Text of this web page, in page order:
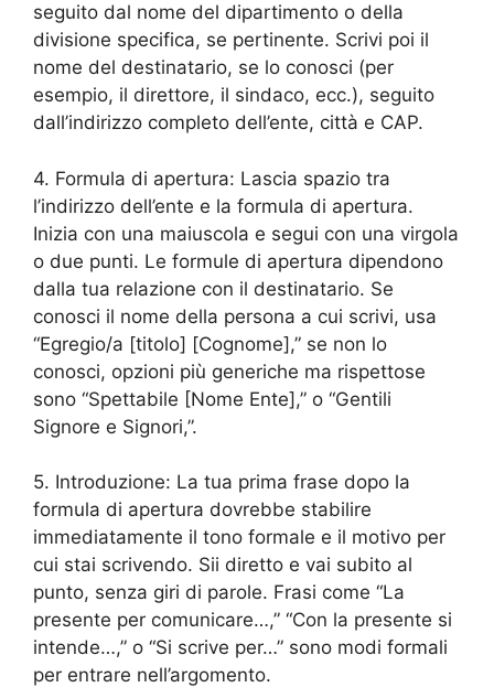
seguito dal nome del dipartimento o della
divisione specifica, se pertinente. Scrivi poi il
nome del destinatario, se lo conosci (per
esempio, il direttore, il sindaco, ecc.), seguito
dall’indirizzo completo dell’ente, città e CAP.
4. Formula di apertura: Lascia spazio tra
l’indirizzo dell’ente e la formula di apertura.
Inizia con una maiuscola e segui con una virgola
o due punti. Le formule di apertura dipendono
dalla tua relazione con il destinatario. Se
conosci il nome della persona a cui scrivi, usa
“Egregio/a [titolo] [Cognome],” se non lo
conosci, opzioni più generiche ma rispettose
sono “Spettabile [Nome Ente],” o “Gentili
Signore e Signori,”.
5. Introduzione: La tua prima frase dopo la
formula di apertura dovrebbe stabilire
immediatamente il tono formale e il motivo per
cui stai scrivendo. Sii diretto e vai subito al
punto, senza giri di parole. Frasi come “La
presente per comunicare…,” “Con la presente si
intende…,” o “Si scrive per…” sono modi formali
per entrare nell’argomento.